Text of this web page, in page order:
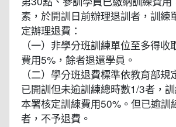
素，於開訓日前辦理退訓者，訓練
定辦理退費：
（一）非學分班訓練單位至多得
費用5%，餘者退還學員。
（二）學分班退費標準依教育部規
已開訓但未逾訓練總時數1/3者，
本署核定訓練費用50%。但已逾訓
者，不予退費。